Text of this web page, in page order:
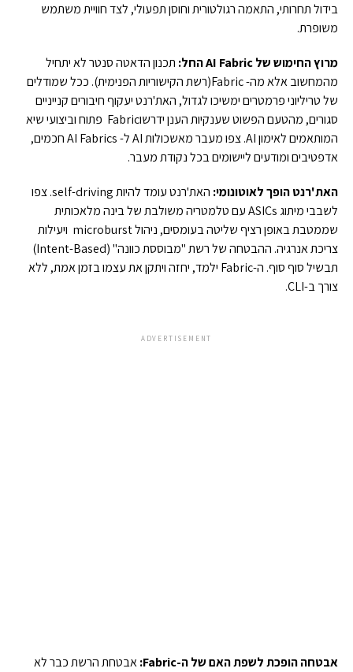
בידול תחרותי, התאמה רגולטורית וחוסן תפעולי, לצד חוויית משתמש
משופרת.
מרוץ החימוש שלAI Fabricהחל: תכנון הדאטה סנטר לא יתחיל
מהמחשוב אלא מה- Fabric(רשת הקישוריות הפנימית). ככל שמודלים
של טריליוני פרמטרים ימשיכו לגדול, האת'רנט יעקוף חיבורים קנייניים
סגורים, מהטעם הפשוט שענקיות הענן ידרשוFabric פתוח וביצועי שיא
המותאמים לאימון AI. צפו מעבר מאשכולות AI ל- AI Fabrics חכמים,
אדפטיבים ומודעים ליישומים בכל נקודת מעבר.
האת'רנט הופך לאוטונומי:
האת'רנט עומד להיות self-driving. צפו
לשבבי מיתוג ASICs עם טלמטריה משולבת של בינה מלאכותית
שממטבת באופן רציף שליטה בעומסים, ניהול microburst ויעילות
צריכת אנרגיה. ההבטחה של רשת "מבוססת כוונה" (Intent-Based)
תבשיל סוף סוף. ה-Fabric ילמד, יחזה ויתקן את עצמו בזמן אמת, ללא
צורך ב-CLI.
ADVERTISEMENT
אבטחה הופכת לשפת האם של ה-Fabric:
אבטחת הרשת כבר לא